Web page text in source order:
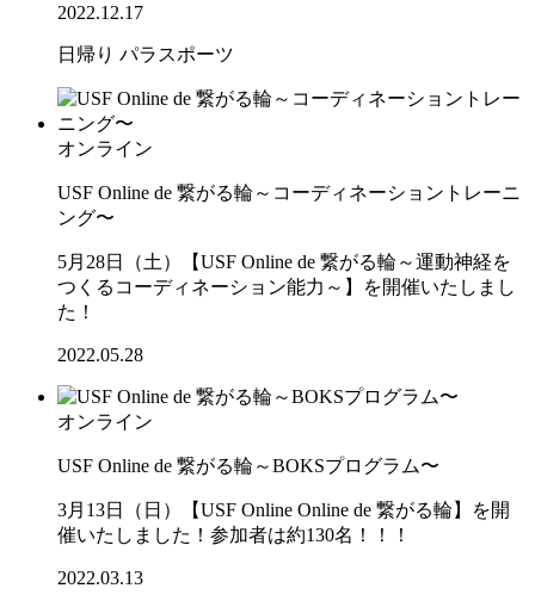
2022.12.17
日帰り パラスポーツ
オンライン
USF Online de 繋がる輪～コーディネーショントレーニ
ング〜
5月28日（土）【USF Online de 繋がる輪～運動神経を
つくるコーディネーション能力～】を開催いたしまし
た！
2022.05.28
オンライン
USF Online de 繋がる輪～BOKSプログラム〜
3月13日（日）【USF Online Online de 繋がる輪】を開
催いたしました！参加者は約130名！！！
2022.03.13